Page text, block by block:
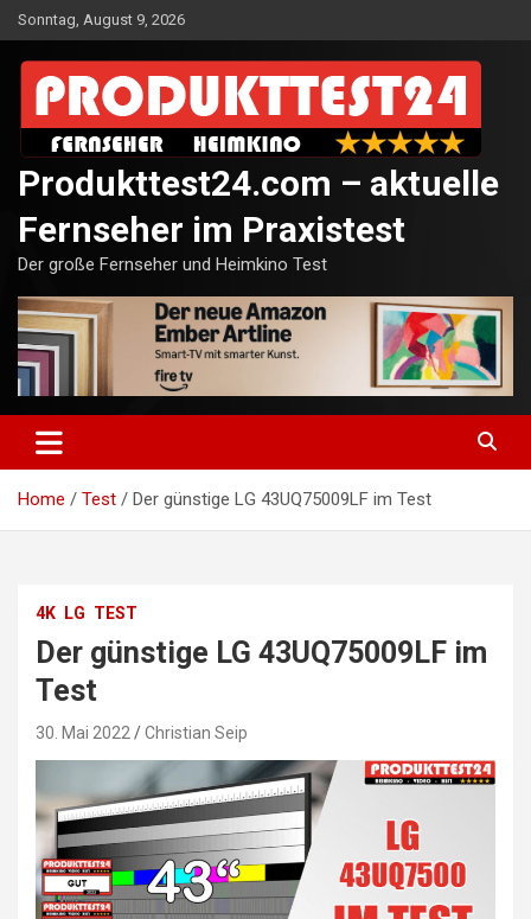
Skip
to
content
Sonntag, August 9, 2026
Produkttest24.com – aktuelle
Fernseher im Praxistest
Der große Fernseher und Heimkino Test
Home Test Der günstige LG 43UQ75009LF im Test
4K LG TEST
Der günstige LG 43UQ75009LF im
Test
30. Mai 2022 Christian Seip